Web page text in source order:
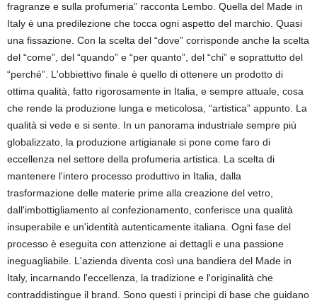
fragranze e sulla profumeria” racconta Lembo. Quella del Made in
Italy è una predilezione che tocca ogni aspetto del marchio. Quasi
una fissazione. Con la scelta del “dove” corrisponde anche la scelta
del “come”, del “quando” e “per quanto”, del “chi” e soprattutto del
“perché”. L'obbiettivo finale è quello di ottenere un prodotto di
ottima qualità, fatto rigorosamente in Italia, e sempre attuale, cosa
che rende la produzione lunga e meticolosa, “artistica” appunto. La
qualità si vede e si sente. In un panorama industriale sempre più
globalizzato, la produzione artigianale si pone come faro di
eccellenza nel settore della profumeria artistica. La scelta di
mantenere l'intero processo produttivo in Italia, dalla
trasformazione delle materie prime alla creazione del vetro,
dall'imbottigliamento al confezionamento, conferisce una qualità
insuperabile e un'identità autenticamente italiana. Ogni fase del
processo è eseguita con attenzione ai dettagli e una passione
ineguagliabile. L'azienda diventa così una bandiera del Made in
Italy, incarnando l'eccellenza, la tradizione e l'originalità che
contraddistingue il brand. Sono questi i principi di base che guidano